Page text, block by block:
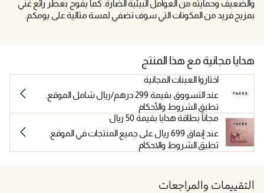
والضعيف وحمايته من العوامل البيئية الضارة. كما يفوح بعطر رائع غني
بمزيج فريد من المكونات التي سوف تضفي لمسة مثالية على يومكم.
هدايا مجانية مع هذا المنتج
اختاروا العينات المجانية
عند التسووق بقيمة 299 درهم/ريال شامل الموقع.
تطبق الشروط والأحكام
مجاناً بطاقة هدايا بقيمة 50 ريال
عند إنفاق 699 ريال على جميع المنتجات في الموقع.
تطبق الشروط والاحكام
التقييمات والمراجعات